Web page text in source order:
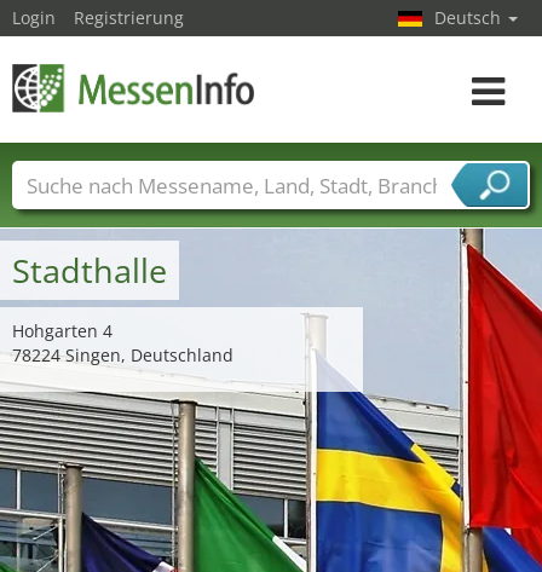
Stadthalle
Hohgarten 4
78224 Singen, Deutschland
Login Registrierung Deutsch
Toggle
Messenamen Länder Städte
Branchen
Dienstleisterbranchen